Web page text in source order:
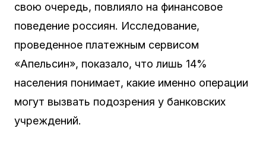
свою очередь, повлияло на финансовое
поведение россиян. Исследование,
проведенное платежным сервисом
«Апельсин», показало, что лишь 14%
населения понимает, какие именно операции
могут вызвать подозрения у банковских
учреждений.